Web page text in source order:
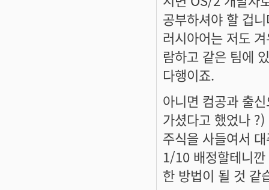
공부하셔야 할 겁
러시아어는 저도
람하고 같은 팀에
다행이죠.
아니면 컴공과 출
가셨다고 했었나
주식을 사들여서
1/10 배정할테니
한 방법이 될 것 같